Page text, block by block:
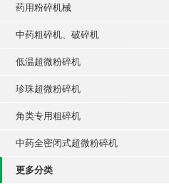
药用粉碎机械
中药粗碎机、破碎机
低温超微粉碎机
珍珠超微粉碎机
角类专用粗碎机
中药全密闭式超微粉碎机
更多分类